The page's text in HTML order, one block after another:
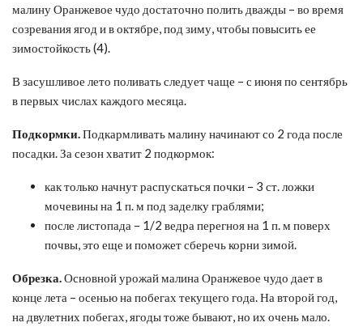
малину Оранжевое чудо достаточно полить дважды – во время
созревания ягод и в октябре, под зиму, чтобы повысить ее
зимостойкость (4).
В засушливое лето поливать следует чаще – с июня по сентябрь
в первых числах каждого месяца.
Подкормки.Подкармливать малину начинают со 2 года после
посадки. За сезон хватит 2 подкормок:
как только начнут распускаться почки – 3 ст. ложки
мочевины на 1 п. м под заделку граблями;
после листопада – 1/2 ведра перегноя на 1 п. м поверх
почвы, это еще и поможет сберечь корни зимой.
Обрезка.Основной урожай малина Оранжевое чудо дает в
конце лета – осенью на побегах текущего года. На второй год,
на двулетних побегах, ягоды тоже бывают, но их очень мало.